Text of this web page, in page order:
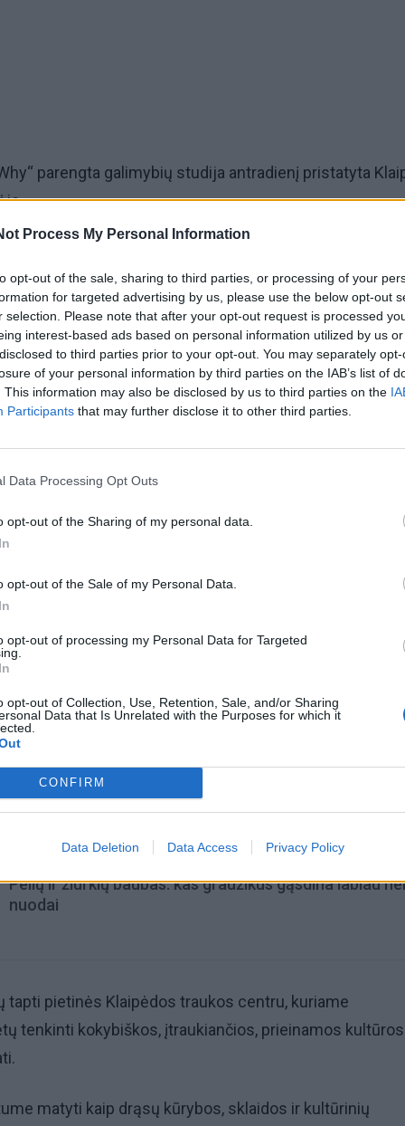
Process My Personal Information
opt-out of the sale, sharing to third parties, or processing of your
for targeted advertising by us, please use the below opt-out
selection. Please note that after your opt-out request is processed
interest-based ads based on personal information utilized by us
to third parties prior to your opt-out. You may separately
of your personal information by third parties on the IAB’s list of
This information may also be disclosed by us to third parties on the
Participants that may further disclose it to other third parties.
Data Processing Opt Outs
opt-out of the Sharing of my personal data.
opt-out of the Sale of my Personal Data.
opt-out of processing my Personal Data for Targeted
opt-out of Collection, Use, Retention, Sale, and/or Sharing
Data that Is Unrelated with the Purposes for which it
CONFIRM
Data Deletion Data Access Privacy Policy
parengta galimybių studija antradienį pristatyta
rūmų veiklą ir pritaikyti jai pastatus numatyta
metų.
rūmai turėtų tapti regioninio lygmens kultūros centru,
Vakarų Lietuvos kultūrą, jungiančiu skirtingas kultūros ir
meną, veikiančiu tiek vietos, tiek tarptautiniu
Mirė garsi lietuvių aktorė: „Jos vaidmenys išliks
Pelių ir žiurkių baubas: kas graužikus gąsdina labiau nei
nuodai
tapti pietinės Klaipėdos traukos centru, kuriame
tenkinti kokybiškos, įtraukiančios, prieinamos kultūros
matyti kaip drąsų kūrybos, sklaidos ir kultūrinių